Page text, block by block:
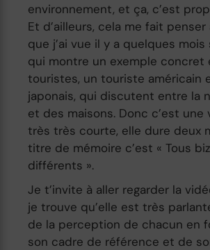
environnement, et ça, c’est
Et d’ailleurs, cela me fait
que j’ai vue il y a quelques mois
qui montre un exemple concret
touristes, un touriste américain
japonais, qui discutent entre la
et des maisons. Donc c’est
très très courte, elle dure deux
titre de mémoire c’est « Tous
différents ».
Je t’invite à aller regarder la
je trouve qu’elle est très
de la perception de chacun en
son cadre de référence et de